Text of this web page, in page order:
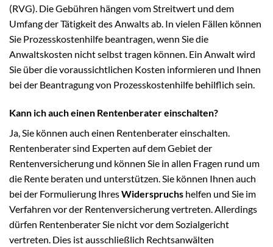
(RVG). Die Gebühren hängen vom Streitwert und dem
Umfang der Tätigkeit des Anwalts ab. In vielen Fällen können
Sie Prozesskostenhilfe beantragen, wenn Sie die
Anwaltskosten nicht selbst tragen können. Ein Anwalt wird
Sie über die voraussichtlichen Kosten informieren und Ihnen
bei der Beantragung von Prozesskostenhilfe behilflich sein.
Kann ich auch einen Rentenberater einschalten?
Ja, Sie können auch einen Rentenberater einschalten.
Rentenberater sind Experten auf dem Gebiet der
Rentenversicherung und können Sie in allen Fragen rund um
die Rente beraten und unterstützen. Sie können Ihnen auch
bei der Formulierung IhresWiderspruchs helfen und Sie im
Verfahren vor der Rentenversicherung vertreten. Allerdings
dürfen Rentenberater Sie nicht vor dem Sozialgericht
vertreten. Dies ist ausschließlich Rechtsanwälten